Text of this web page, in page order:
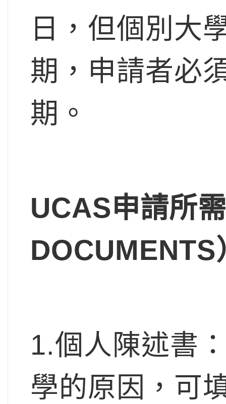
日 ，但個別大
期，申請者必
期。
UCAS申請所
DOCUMENTS
1.個人陳述書
學的原因，可